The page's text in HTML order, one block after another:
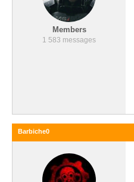
Members
1 583 messages
Barbiche0